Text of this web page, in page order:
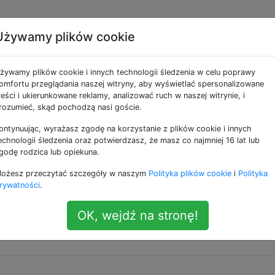
jako gps
wbudowany odbiornik GPS. GPS to skrót od Global
satelitarnej używany głównie do uzyskiwania
bez połączenia z Internetem?
aplikacji innej firmy), który pozwoli mi korzystać z
Nie używam go samochodem, tylko do chodzenia po
po prostu skopiować wszystkie dane dotyczące
w celach turystycznych. Aplikacja Mapy Google nie
plików cookie
plików cookie i innych technologii śledzenia w celu poprawy
przeglądania naszej witryny, aby wyświetlać spersonalizowane
i ukierunkowane reklamy, analizować ruch w naszej witrynie, i
skąd pochodzą nasi goście.
wyrażasz zgodę na korzystanie z plików cookie i innych
śledzenia oraz potwierdzasz, że masz co najmniej 16 lat lub
rodzica lub opiekuna.
przeczytać szczegóły w naszym Polityka plików cookie i Polityka
.
OK, wejdź na stronę!